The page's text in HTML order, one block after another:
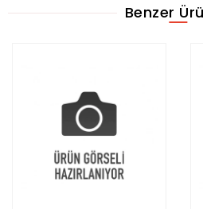
Benzer